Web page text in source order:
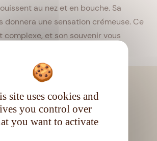
au nez et en bouche. Sa
donnera une sensation crémeuse. Ce
complexe, et son souvenir vous
en bouche.
Tropical
:Mélasse
:Vieux
:70CL
site uses cookies and
you control over
you want to activate